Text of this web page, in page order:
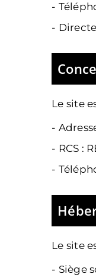
-
-
Le site
-
- RCS :
-
Le site
- Siège